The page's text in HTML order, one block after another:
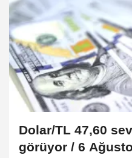
Dolar/TL 47,60
görüyor / 6